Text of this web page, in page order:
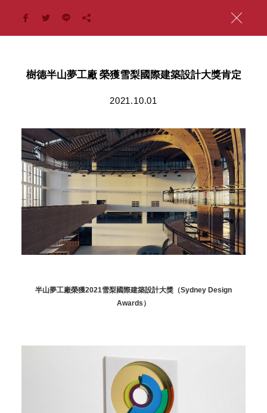
樹德半山夢工廠 榮獲雪梨國際建築設計大獎肯定
2021.10.01
半山夢工廠榮獲2021雪梨國際建築設計大獎（Sydney Design
Awards）